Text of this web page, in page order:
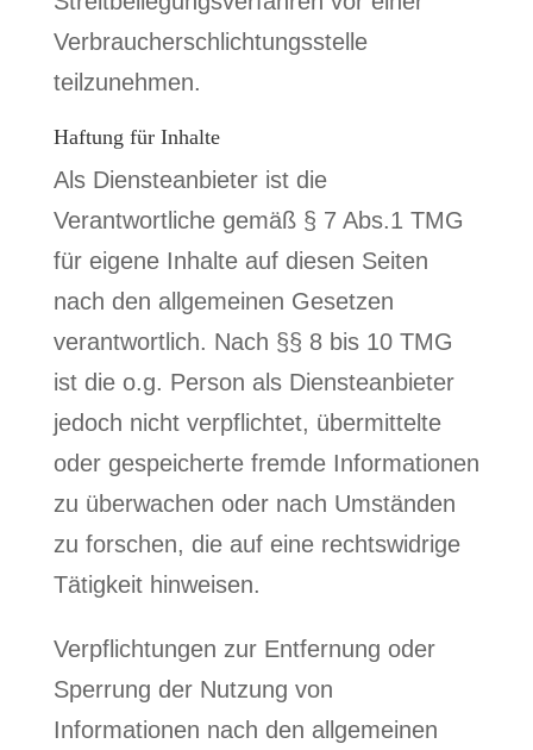
Verbraucherschlichtungsstelle
teilzunehmen.
Haftung für Inhalte
Als Diensteanbieter ist die
Verantwortliche gemäß § 7 Abs.1 TMG
für eigene Inhalte auf diesen Seiten
nach den allgemeinen Gesetzen
verantwortlich. Nach §§ 8 bis 10 TMG
ist die o.g. Person als Diensteanbieter
jedoch nicht verpflichtet, übermittelte
oder gespeicherte fremde Informationen
zu überwachen oder nach Umständen
zu forschen, die auf eine rechtswidrige
Tätigkeit hinweisen.
Verpflichtungen zur Entfernung oder
Sperrung der Nutzung von
Informationen nach den allgemeinen